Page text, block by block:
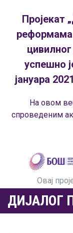
Пројекат
реформама
успешно
јануара
На овом
спроведеним
Овај
ДИЈАЛОГ